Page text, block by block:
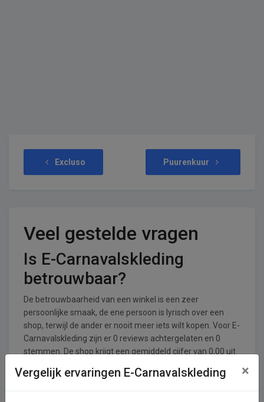
Excluso Puurenkuur
Veel gestelde vragen
Is E-Carnavalskleding
betrouwbaar?
De betrouwbaarheid van een winkel is een zeer
persoonlijke smaak, de ene persoon is lyrisch over een
shop, terwijl de ander er nooit meer iets wilt kopen. Voor E-
Carnavalskleding zijn er 0 reviews achtergelaten en 0
stemmen. De shop krijgt een gemiddeld cijfer van 0,00 uit
Vergelijk ervaringen E-Carnavalskleding ×